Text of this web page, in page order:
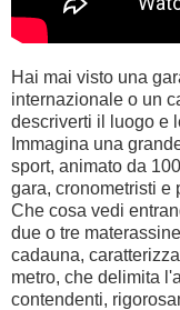
Hai mai visto una
internazionale o un
descriverti il luogo e
Immagina una
sport, animato da
gara, cronometristi e
Che cosa vedi
due o tre
cadauna,
metro, che delimita
contendenti,